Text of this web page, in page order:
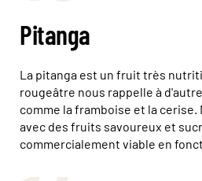
Pitanga
La pitanga est un fruit très
rougeâtre nous rappelle à
comme la framboise et la cerise.
avec des fruits savoureux et
commercialement viable en